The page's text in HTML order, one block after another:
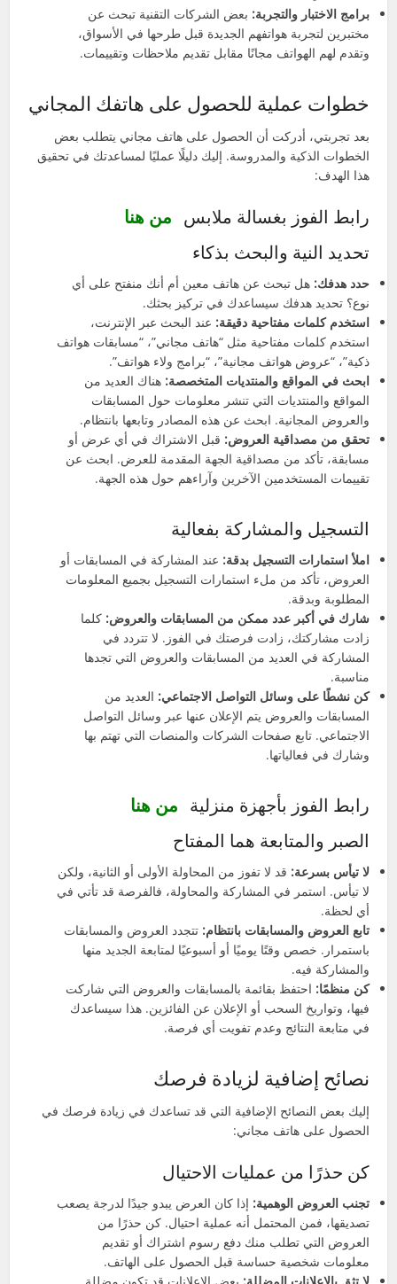
برامج الاختبار والتجربة: بعض الشركات التقنية تبحث عن
مختبرين لتجربة هواتفهم الجديدة قبل طرحها في الأسواق،
وتقدم لهم الهواتف مجانًا مقابل تقديم ملاحظات وتقييمات.
خطوات عملية للحصول على هاتفك المجاني
بعد تجربتي، أدركت أن الحصول على هاتف مجاني يتطلب بعض
الخطوات الذكية والمدروسة. إليك دليلًا عمليًا لمساعدتك في تحقيق
هذا الهدف:
رابط الفوز بغسالة ملابس من هنا
تحديد النية والبحث بذكاء
حدد هدفك: هل تبحث عن هاتف معين أم أنك منفتح على أي
نوع؟ تحديد هدفك سيساعدك في تركيز بحثك.
استخدم كلمات مفتاحية دقيقة: عند البحث عبر الإنترنت،
استخدم كلمات مفتاحية مثل “هاتف مجاني”، “مسابقات هواتف
ذكية”، “عروض هواتف مجانية”، “برامج ولاء هواتف”.
ابحث في المواقع والمنتديات المتخصصة: هناك العديد من
المواقع والمنتديات التي تنشر معلومات حول المسابقات
والعروض المجانية. ابحث عن هذه المصادر وتابعها بانتظام.
تحقق من مصداقية العروض: قبل الاشتراك في أي عرض أو
مسابقة، تأكد من مصداقية الجهة المقدمة للعرض. ابحث عن
تقييمات المستخدمين الآخرين وآراءهم حول هذه الجهة.
التسجيل والمشاركة بفعالية
املأ استمارات التسجيل بدقة: عند المشاركة في المسابقات أو
العروض، تأكد من ملء استمارات التسجيل بجميع المعلومات
المطلوبة وبدقة.
شارك في أكبر عدد ممكن من المسابقات والعروض: كلما
زادت مشاركتك، زادت فرصتك في الفوز. لا تتردد في
المشاركة في العديد من المسابقات والعروض التي تجدها
مناسبة.
كن نشطًا على وسائل التواصل الاجتماعي: العديد من
المسابقات والعروض يتم الإعلان عنها عبر وسائل التواصل
الاجتماعي. تابع صفحات الشركات والمنصات التي تهتم بها
وشارك في فعالياتها.
رابط الفوز بأجهزة منزلية من هنا
الصبر والمتابعة هما المفتاح
لا تيأس بسرعة: قد لا تفوز من المحاولة الأولى أو الثانية، ولكن
لا تيأس. استمر في المشاركة والمحاولة، فالفرصة قد تأتي في
أي لحظة.
تابع العروض والمسابقات بانتظام: تتجدد العروض والمسابقات
باستمرار. خصص وقتًا يوميًا أو أسبوعيًا لمتابعة الجديد منها
والمشاركة فيه.
كن منظمًا: احتفظ بقائمة بالمسابقات والعروض التي شاركت
فيها، وتواريخ السحب أو الإعلان عن الفائزين. هذا سيساعدك
في متابعة النتائج وعدم تفويت أي فرصة.
نصائح إضافية لزيادة فرصك
إليك بعض النصائح الإضافية التي قد تساعدك في زيادة فرصك في
الحصول على هاتف مجاني:
كن حذرًا من عمليات الاحتيال
تجنب العروض الوهمية: إذا كان العرض يبدو جيدًا لدرجة يصعب
تصديقها، فمن المحتمل أنه عملية احتيال. كن حذرًا من
العروض التي تطلب منك دفع رسوم اشتراك أو تقديم
معلومات شخصية حساسة قبل الحصول على الهاتف.